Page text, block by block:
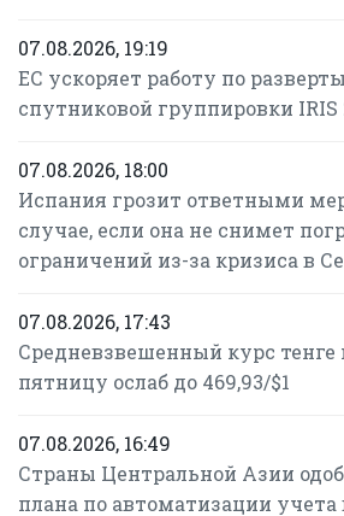
07.08.2026, 19:19
ЕС ускоряет работу по
спутниковой группировки IRIS
07.08.2026, 18:00
Испания грозит ответными
случае, если она не снимет
ограничений из-за кризиса в
07.08.2026, 17:43
Средневзвешенный курс тенге
пятницу ослаб до 469,93/$1
07.08.2026, 16:49
Страны Центральной Азии
плана по автоматизации учета